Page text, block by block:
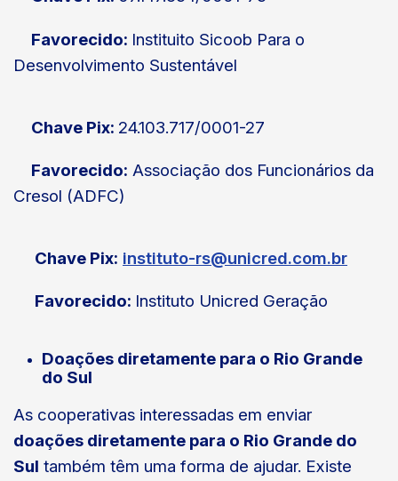
Favorecido: Instituito Sicoob Para o
Desenvolvimento Sustentável
Chave Pix: 24.103.717/0001-27
Favorecido: Associação dos Funcionários da
Cresol (ADFC)
Chave Pix: instituto-rs@unicred.com.br
Favorecido: Instituto Unicred Geração
Doações diretamente para o Rio Grande
do Sul
As cooperativas interessadas em enviar
doações diretamente para o Rio Grande do
Sul também têm uma forma de ajudar. Existe